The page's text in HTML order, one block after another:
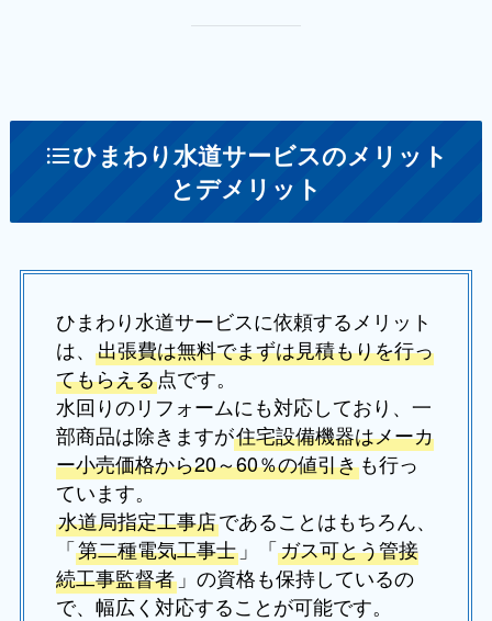
ひまわり水道サービスのメリット
とデメリット
ひまわり水道サービスに依頼するメリット
は、 出張費は無料でまずは見積もりを行っ
てもらえる点です。
水回りのリフォームにも対応しており、一
部商品は除きますが住宅設備機器はメーカ
ー小売価格から20～60％の値引きも行っ
ています。
水道局指定工事店であることはもちろん、
「第二種電気工事士」「ガス可とう管接
続工事監督者」の資格も保持しているの
で、幅広く対応することが可能です。